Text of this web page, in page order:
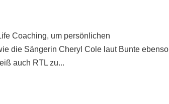
Coaching, um persönlichen
die Sängerin Cheryl Cole laut Bunte ebenso
auch RTL zu...